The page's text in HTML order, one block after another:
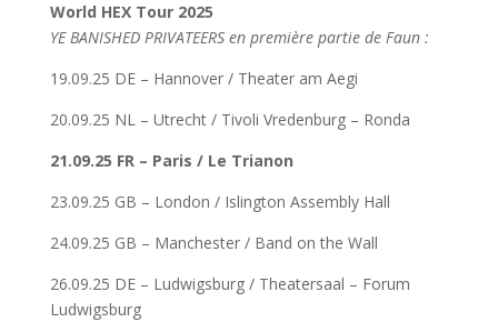
World HEX Tour 2025
YE BANISHED PRIVATEERS en première partie de Faun :
19.09.25 DE – Hannover / Theater am Aegi
20.09.25 NL – Utrecht / Tivoli Vredenburg – Ronda
21.09.25 FR – Paris / Le Trianon
23.09.25 GB – London / Islington Assembly Hall
24.09.25 GB – Manchester / Band on the Wall
26.09.25 DE – Ludwigsburg / Theatersaal – Forum
Ludwigsburg